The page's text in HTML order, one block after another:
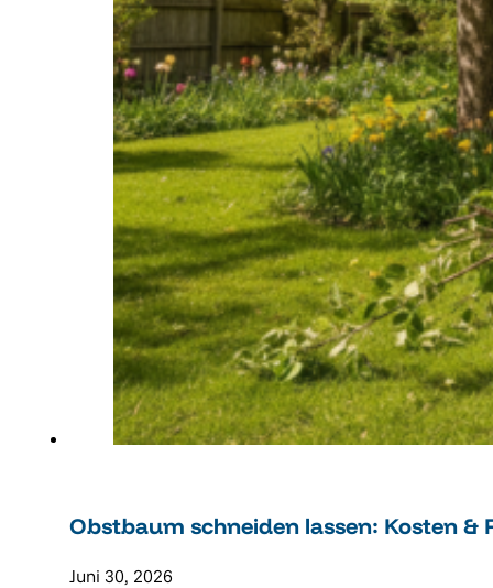
Obstbaum schneiden lassen: Kosten &
Juni 30, 2026